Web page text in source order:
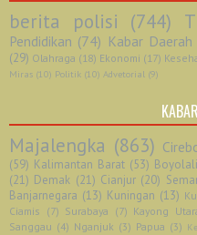
berita polisi (744)
Pendidikan (74) Kabar Daerah
(29) Olahraga (18) Ekonomi (17)
Miras (10) Politik (10) Advetorial (9)
Majalengka (863)
(59) Kalimantan Barat (53) Boyolali
(21) Demak (21) Cianjur (20)
Banjarnegara (13) Kuningan (13)
Ciamis (7) Surabaya (7) Kayong
Sanggau (4) Nganjuk (3) Papua (3)